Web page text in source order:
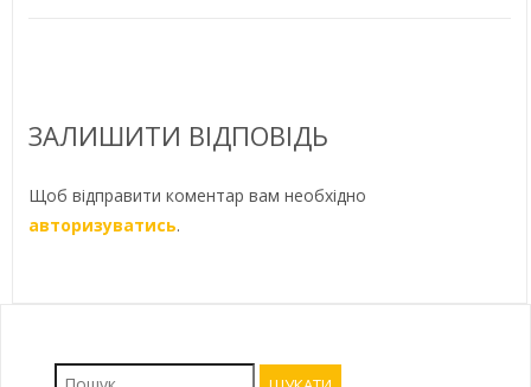
ЗАЛИШИТИ ВІДПОВІДЬ
Щоб відправити коментар вам необхідно
авторизуватись.
Пошук: